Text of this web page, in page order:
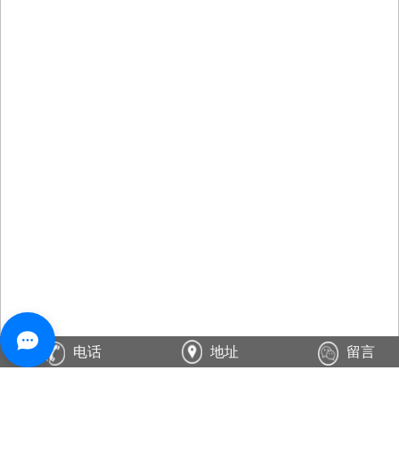
电话 地址 留言